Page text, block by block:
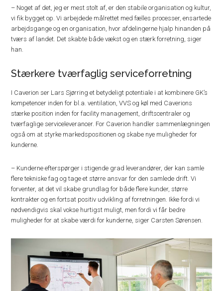
– Noget af det, jeg er mest stolt af, er den stabile organisation og kultur,
vi fik bygget op. Vi arbejdede målrettet med fælles processer, ensartede
arbejdsgange og en organisation, hvor afdelingerne hjalp hinanden på
tværs af landet. Det skabte både vækst og en stærk forretning, siger
han.
Stærkere tværfaglig serviceforretning
I Caverion ser Lars Sjørring et betydeligt potentiale i at kombinere GK’s
kompetencer inden for bl.a. ventilation, VVS og køl med Caverions
stærke position inden for facility management, driftscentraler og
tværfaglige serviceleverancer. For Caverion handler sammenlægningen
også om at styrke markedspositionen og skabe nye muligheder for
kunderne.
– Kunderne efterspørger i stigende grad leverandører, der kan samle
flere tekniske fag og tage et større ansvar for den samlede drift. Vi
forventer, at det vil skabe grundlag for både flere kunder, større
kontrakter og en fortsat positiv udvikling af forretningen. Ikke fordi vi
nødvendigvis skal vokse hurtigst muligt, men fordi vi får bedre
muligheder for at skabe værdi for kunderne, siger Carsten Sørensen.